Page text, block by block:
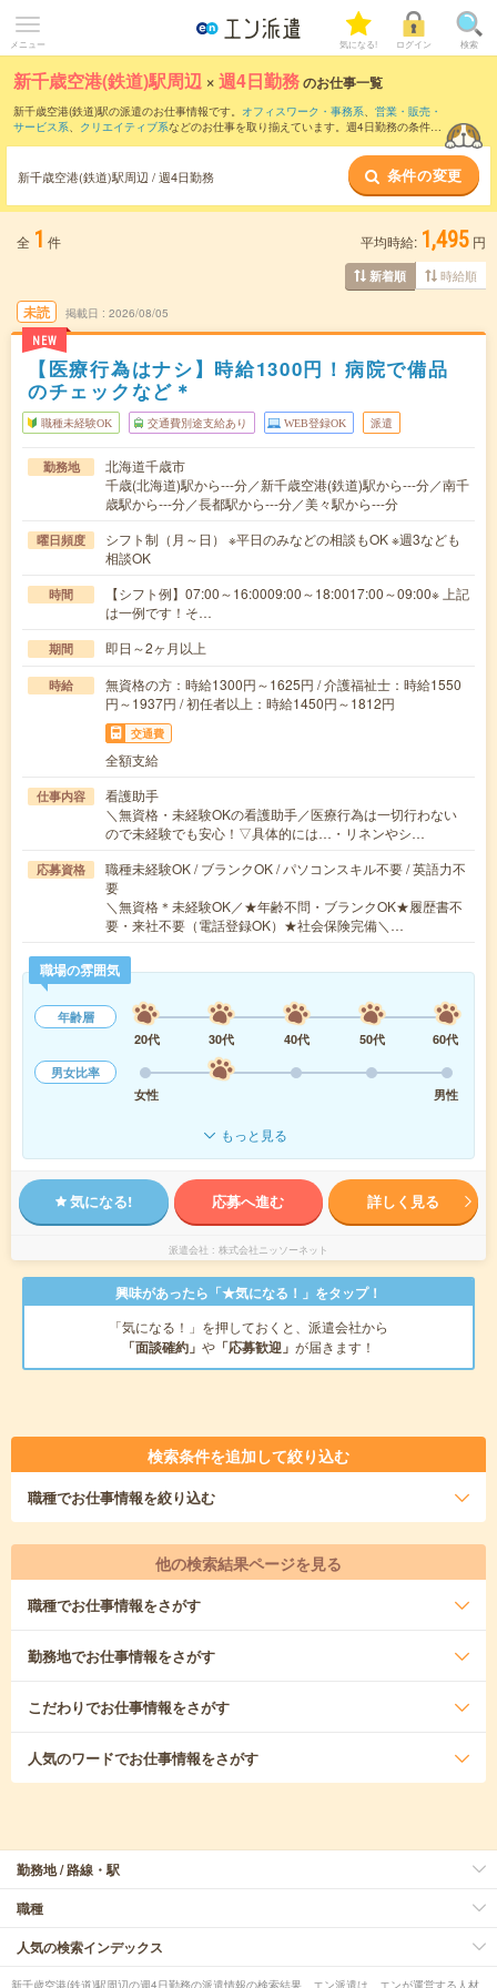
メニュー 気になる! ログイン 検索
新千歳空港(鉄道)駅周辺 ×週4日勤務のお仕事一覧
新千歳空港(鉄道)駅の派遣のお仕事情報です。 オフィスワーク・事務系、 営業・販売・
サービス系、 クリエイティブ系などのお仕事を取り揃えています。週4日勤務の条件の
新千歳空港(鉄道)駅周辺 / 週4日勤務 条件の変更
全 1 件 平均時給: 1,495 円
新着順 時給順
未読
NEW
掲載日 2026/08/05
【医療行為はナシ】時給1300円！病院で備品
のチェックなど＊
職種未経験OK 交通費別途支給あり WEB登録OK 派遣
勤務地
北海道千歳市
千歳(北海道)駅から---分／新千歳空港(鉄道)駅から---分／南千
歳駅から---分／長都駅から---分／美々駅から---分
曜日頻度
シフト制（月～日） ※平日のみなどの相談もOK ※週3なども
相談OK
時間
【シフト例】07:00～16:0009:00～18:0017:00～09:00※ 上記
は一例です！そ…
期間 即日～2ヶ月以上
時給
無資格の方：時給1300円～1625円 / 介護福祉士：時給1550
円～1937円 / 初任者以上：時給1450円～1812円
交通費
全額支給
仕事内容
看護助手
＼無資格・未経験OKの看護助手／医療行為は一切行わない
ので未経験でも安心！▽具体的には…・リネンやシ…
応募資格
職種未経験OK / ブランクOK / パソコンスキル不要 / 英語力不
要
＼無資格＊未経験OK／★年齢不問・ブランクOK★履歴書不
要・来社不要（電話登録OK）★社会保険完備＼…
職場の雰囲気
年齢層
20代
30代 40代 50代
60代
男女比率
女性
男性
もっと見る
気になる! 応募へ進む 詳しく見る
派遣会社 株式会社ニッソーネット
興味があったら「★気になる！」をタップ！
「気になる！」を押しておくと、派遣会社から
「面談確約」 や 「応募歓迎」 が届きます！
検索条件を追加して絞り込む
職種でお仕事情報を絞り込む
他の検索結果ページを見る
職種でお仕事情報をさがす
勤務地でお仕事情報をさがす
こだわりでお仕事情報をさがす
人気のワードでお仕事情報をさがす
勤務地 / 路線・駅
職種
人気の検索インデックス
新千歳空港(鉄道)駅周辺の週4日勤務の派遣情報の検索結果。エン派遣は、エンが運営する人材